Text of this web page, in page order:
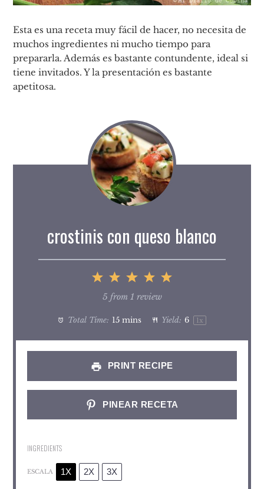
Esta es una receta muy fácil de hacer, no necesita de
muchos ingredientes ni mucho tiempo para
prepararla. Además es bastante contundente, ideal si
tiene invitados. Y la presentación es bastante
apetitosa.
crostinis con queso blanco
5
4
Stars
3
Stars
2
Stars
1
Star
5 from 1 review
Total Time: 15 mins Yield: 6 1x
PRINT RECIPE
PINEAR RECETA
INGREDIENTS
ESCALA 1X 2X 3X